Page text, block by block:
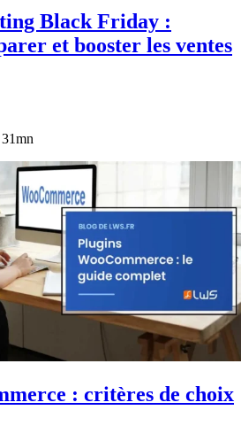
Black Friday :
et booster les ventes
31mn
: critères de choix